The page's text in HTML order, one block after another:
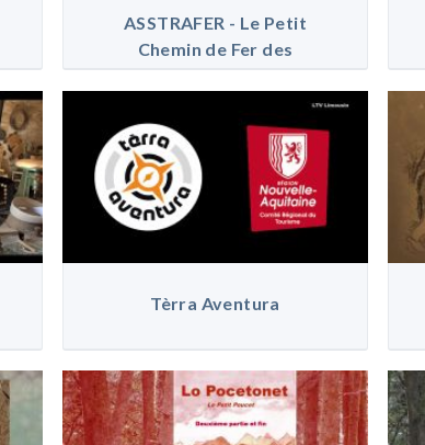
ASSTRAFER - Le Petit
Chemin de Fer des
Tèrra Aventura